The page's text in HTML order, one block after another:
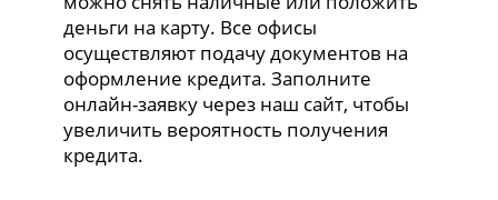
деньги на карту. Все офисы
осуществляют подачу документов на
оформление кредита. Заполните
онлайн-заявку через наш сайт, чтобы
увеличить вероятность получения
кредита.